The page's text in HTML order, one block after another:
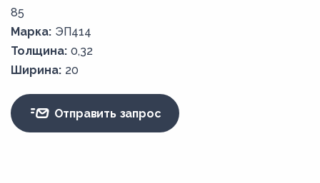
85
Марка: ЭП414
Толщина: 0,32
Ширина: 20
Отправить запрос